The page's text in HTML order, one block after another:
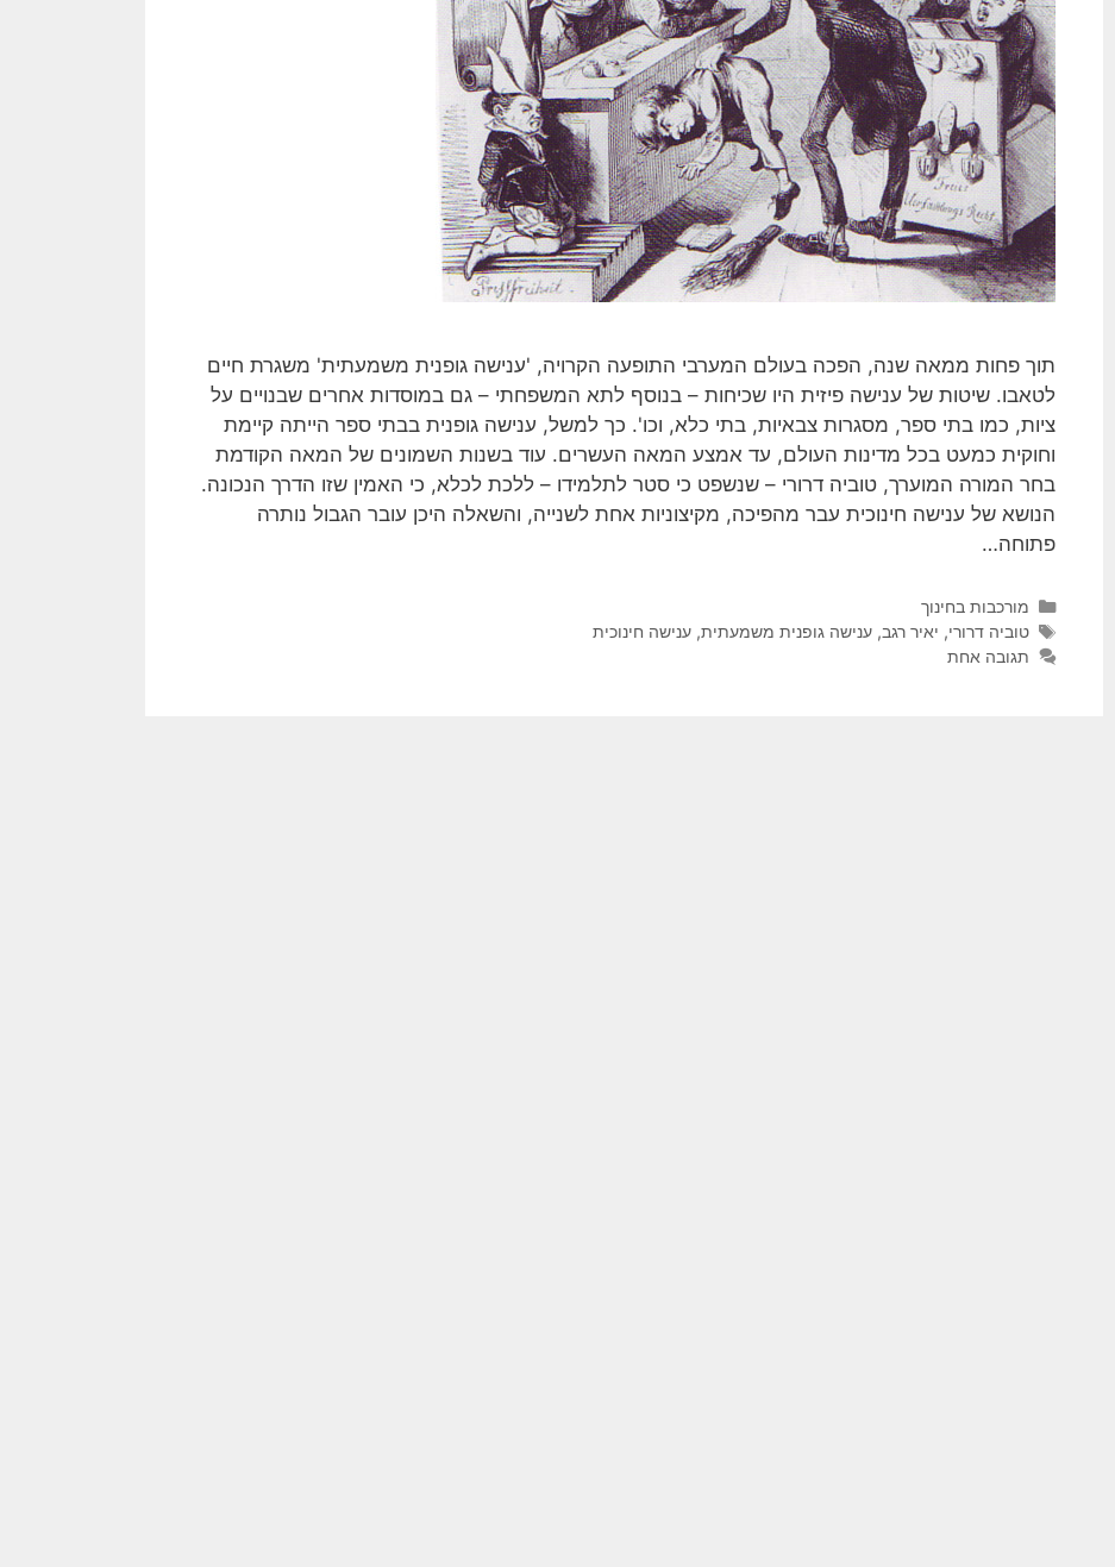
תוך פחות ממאה שנה, הפכה בעולם המערבי התופעה הקרויה, 'ענישה גופנית משמעתית' משגרת חיים
לטאבו. שיטות של ענישה פיזית היו שכיחות – בנוסף לתא המשפחתי – גם במוסדות אחרים שבנויים על
ציות, כמו בתי ספר, מסגרות צבאיות, בתי כלא, וכו'. כך למשל, ענישה גופנית בבתי ספר הייתה קיימת
וחוקית כמעט בכל מדינות העולם, עד אמצע המאה העשרים. עוד בשנות השמונים של המאה הקודמת
בחר המורה המוערך, טוביה דרורי – שנשפט כי סטר לתלמידו – ללכת לכלא, כי האמין שזו הדרך הנכונה.
הנושא של ענישה חינוכית עבר מהפיכה, מקיצוניות אחת לשנייה, והשאלה היכן עובר הגבול נותרה
פתוחה…
קטגוריות
מורכבות בחינוך
תגיות
טוביה דרורי, יאיר רגב, ענישה גופנית משמעתית, ענישה חינוכית
תגובה אחת